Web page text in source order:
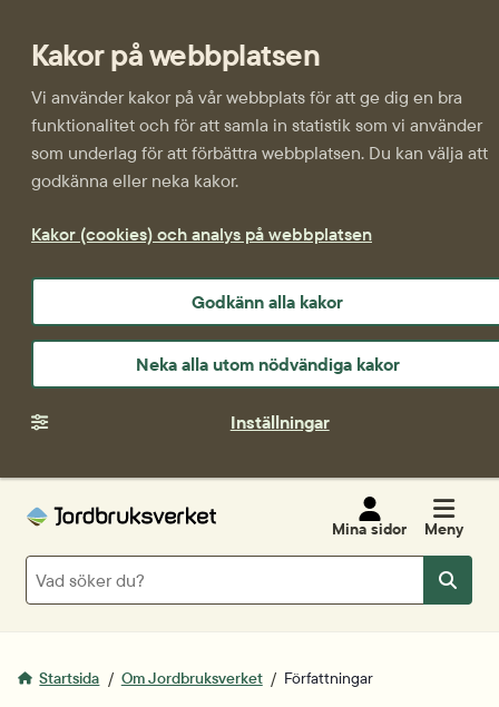
Kakor på webbplatsen
Vi använder kakor på vår webbplats för att ge dig en bra
funktionalitet och för att samla in statistik som vi använder
som underlag för att förbättra webbplatsen. Du kan välja att
godkänna eller neka kakor.
Kakor (cookies) och analys på webbplatsen
Godkänn alla kakor
Neka alla utom nödvändiga kakor
Inställningar
Mina sidor Meny
Sök
Sök
Startsida Om Jordbruksverket Författningar